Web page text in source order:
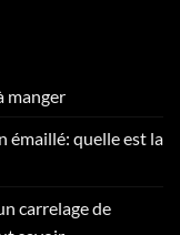
manger
émaillé: quelle est la
carrelage de